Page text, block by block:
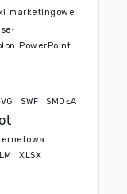
marketingowe
PowerPoint
SWF
SMOŁA
XLSX